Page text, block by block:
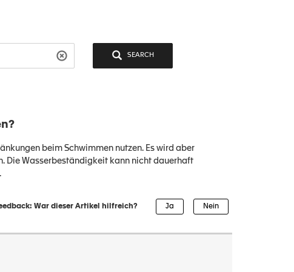
SEARCH
beim Schwimmen nutzen. Es wird aber
Die Wasserbeständigkeit kann nicht dauerhaft
War dieser Artikel hilfreich?